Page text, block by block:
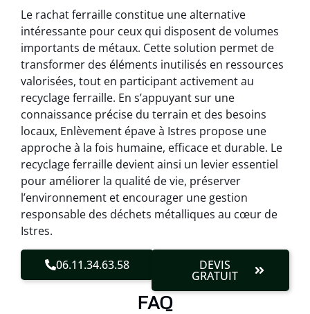
Le rachat ferraille constitue une alternative
intéressante pour ceux qui disposent de volumes
importants de métaux. Cette solution permet de
transformer des éléments inutilisés en ressources
valorisées, tout en participant activement au
recyclage ferraille. En s’appuyant sur une
connaissance précise du terrain et des besoins
locaux, Enlèvement épave à Istres propose une
approche à la fois humaine, efficace et durable. Le
recyclage ferraille devient ainsi un levier essentiel
pour améliorer la qualité de vie, préserver
l’environnement et encourager une gestion
responsable des déchets métalliques au cœur de
Istres.
06.11.34.63.58 DEVIS
GRATUIT
FAQ